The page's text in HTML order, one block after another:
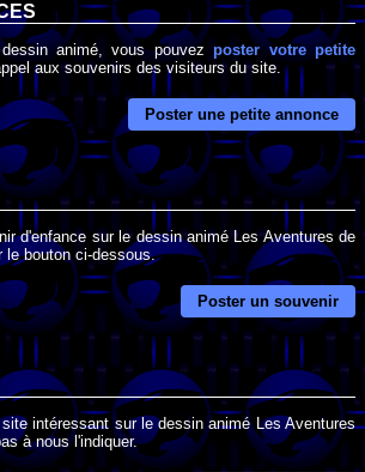
animé, vous pouvezposter votre petite
aux souvenirs des visiteurs du site.
Poster une petite annonce
d'enfance sur le dessin animé Les Aventures de
le bouton ci-dessous.
Poster un souvenir
intéressant sur le dessin animé Les Aventures
à nous l'indiquer.